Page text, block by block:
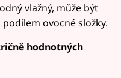
vlažný, může být
ovocné složky.
hodnotných